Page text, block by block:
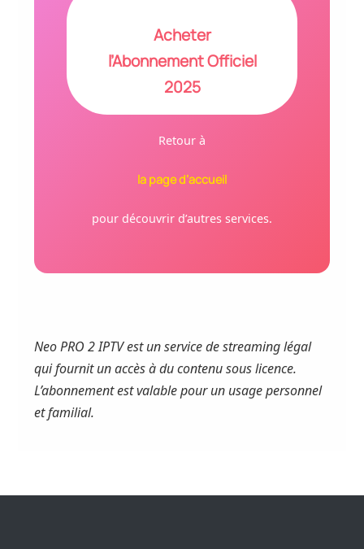
Acheter
l’Abonnement Officiel
2025
Retour à
la page d’accueil
pour découvrir d’autres services.
Neo PRO 2 IPTV est un service de streaming légal
qui fournit un accès à du contenu sous licence.
L’abonnement est valable pour un usage personnel
et familial.